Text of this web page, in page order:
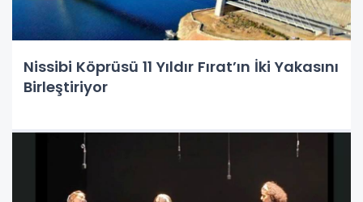
Nissibi Köprüsü 11 Yıldır Fırat’ın İki Yakasını
Birleştiriyor